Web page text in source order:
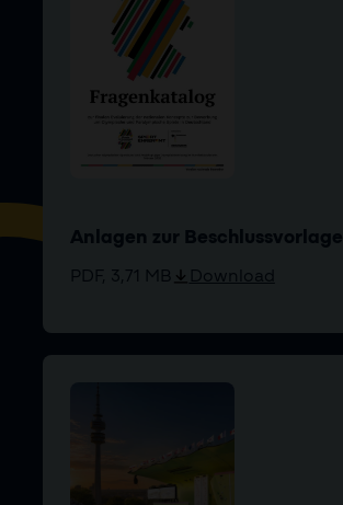
Anlagen zur Beschlussvorlage
PDF, 3,71 MB Download